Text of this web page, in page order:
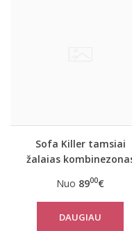
Sofa Killer tamsiai
žalaias
Nuo 8900€
DAUGIAU